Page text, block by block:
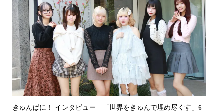
きゅんぱに！ インタビュー 「世界をきゅんで埋め尽くす」6